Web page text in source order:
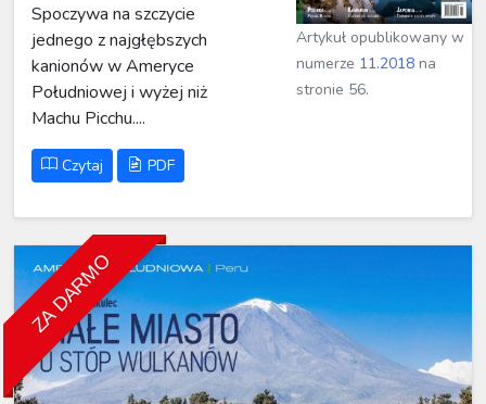
Spoczywa na szczycie
jednego z najgłębszych
kanionów w Ameryce
Południowej i wyżej niż
Machu Picchu....
Czytaj PDF
Artykuł opublikowany w
numerze 11.2018 na
stronie 56.
ZA DARMO